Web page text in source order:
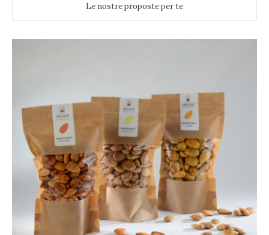
Le nostre proposte per te